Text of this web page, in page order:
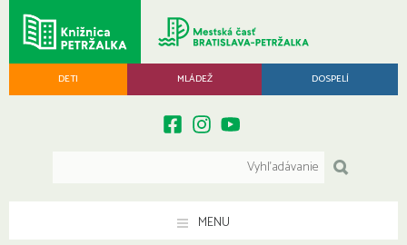
DETI MLÁDEŽ DOSPELÍ
MENU